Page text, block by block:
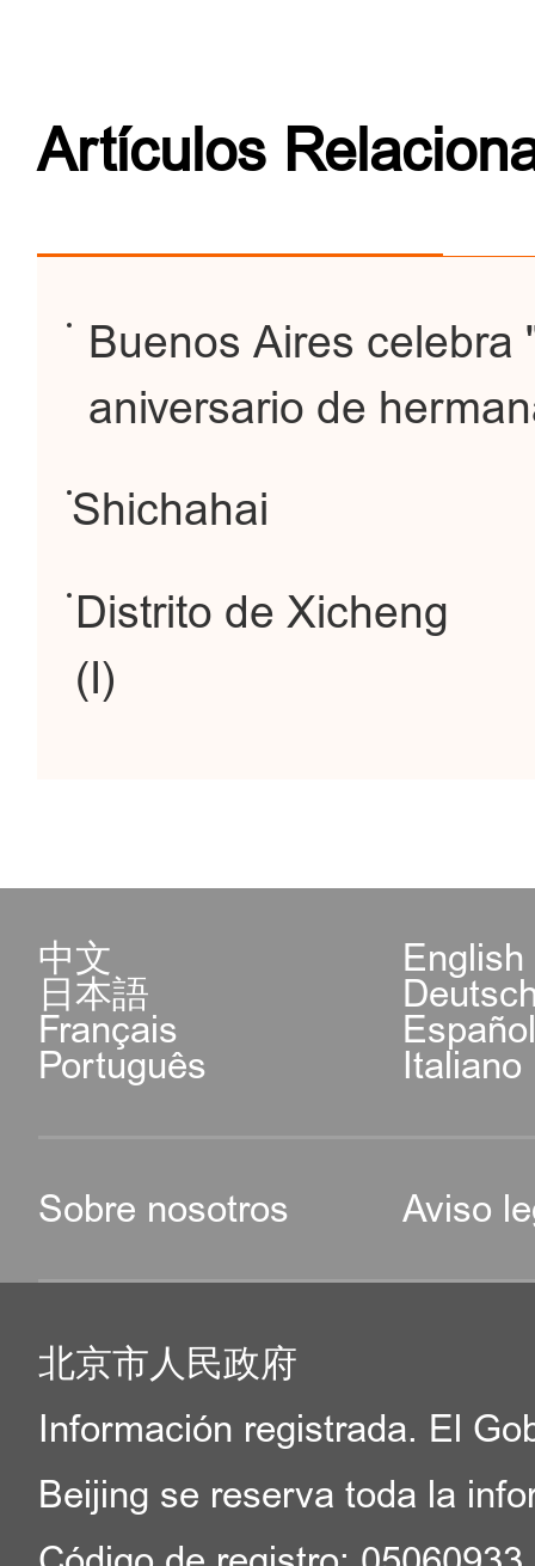
Artículos
Buenos Aires celebra
aniversario de
Shichahai
Distrito de Xicheng
(I)
中文 English
日本語
Français
Português Italiano
Sobre nosotros Aviso
北京市人民政府
Información registrada. El
Beijing se reserva toda la